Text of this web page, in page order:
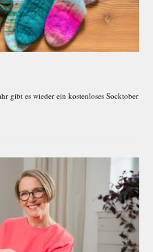
gibt es wieder ein kostenloses Socktober